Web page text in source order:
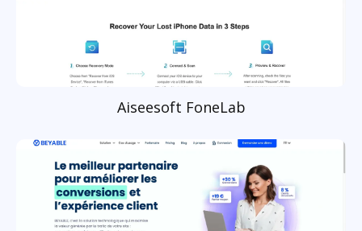
Aiseesoft FoneLab